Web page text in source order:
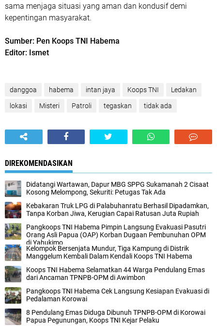
sama menjaga situasi yang aman dan kondusif demi
kepentingan masyarakat.
Sumber: Pen Koops TNI Habema
Editor: Ismet
danggoa habema intan jaya Koops TNI Ledakan
lokasi Misteri Patroli tegaskan tidak ada
DIREKOMENDASIKAN
Didatangi Wartawan, Dapur MBG SPPG Sukamanah 2 Cisaat
Kosong Melompong, Sekuriti: Petugas Tak Ada
Kebakaran Truk LPG di Palabuhanratu Berhasil Dipadamkan,
Tanpa Korban Jiwa, Kerugian Capai Ratusan Juta Rupiah
Pangkoops TNI Habema Pimpin Langsung Evakuasi Pasutri
Orang Asli Papua (OAP) Korban Dugaan Pembunuhan OPM
di Yahukimo
Kelompok Bersenjata Mundur, Tiga Kampung di Distrik
Manggelum Kembali Dalam Kendali Koops TNI Habema
Koops TNI Habema Selamatkan 44 Warga Pendulang Emas
dari Ancaman TPNPB-OPM di Awimbon
Pangkoops TNI Habema Cek Langsung Kesiapan Evakuasi di
Pedalaman Korowai
8 Pendulang Emas Diduga Dibunuh TPNPB-OPM di Korowai
Papua Pegunungan, Koops TNI Kejar Pelaku